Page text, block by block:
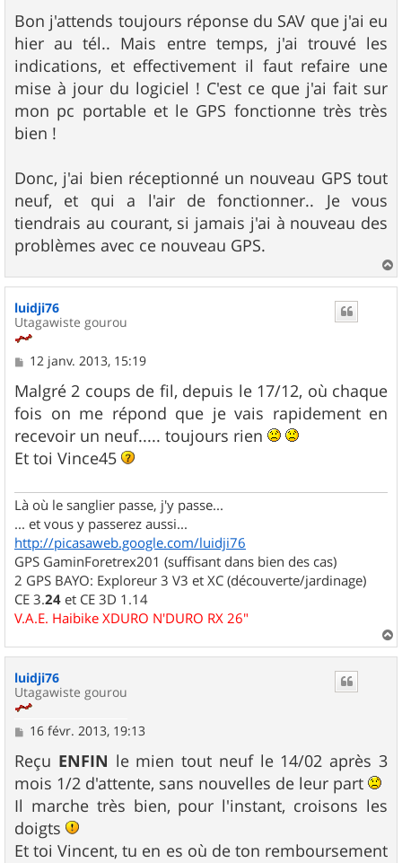
s
s
a
g
e
Bon j'attends toujours réponse du SAV que j'ai eu
hier au tél.. Mais entre temps, j'ai trouvé les
indications, et effectivement il faut refaire une
mise à jour du logiciel ! C'est ce que j'ai fait sur
mon pc portable et le GPS fonctionne très très
bien !
Donc, j'ai bien réceptionné un nouveau GPS tout
neuf, et qui a l'air de fonctionner.. Je vous
tiendrais au courant, si jamais j'ai à nouveau des
problèmes avec ce nouveau GPS.
a
luidji76
Utagawiste gourou
M
s
s
a
g
e
12 janv. 2013, 15:19
Malgré 2 coups de fil, depuis le 17/12, où chaque
fois on me répond que je vais rapidement en
recevoir un neuf..... toujours rien
Et toi Vince45
Là où le sanglier passe, j'y passe...
... et vous y passerez aussi...
http://picasaweb.google.com/luidji76
GPS GaminForetrex201 (suffisant dans bien des cas)
2 GPS BAYO: Exploreur 3 V3 et XC (découverte/jardinage)
CE 3.24 et CE 3D 1.14
V.A.E. Haibike XDURO N'DURO RX 26"
a
luidji76
Utagawiste gourou
M
s
s
a
16 févr. 2013, 19:13
Reçu ENFIN le mien tout neuf le 14/02 après 3
mois 1/2 d'attente, sans nouvelles de leur part
Il marche très bien, pour l'instant, croisons les
doigts
Et toi Vincent, tu en es où de ton remboursement